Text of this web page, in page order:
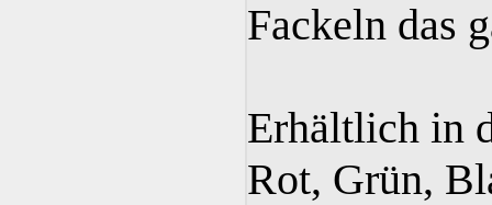
Fackeln das
Erhältlich in
Rot, Grün,